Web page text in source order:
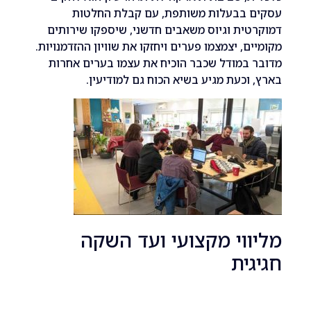
בבעלות משותפת, עם קבלת החלטות
וגיוס משאבים חדשני, שיספקו שירותים
יצמצמו פערים ויחזקו את שוויון ההזדמנויות.
במודל שכבר הוכיח את עצמו בערים אחרות
מגיע בשיא הכוח גם למודיעין.
מקצועי ועד השקה